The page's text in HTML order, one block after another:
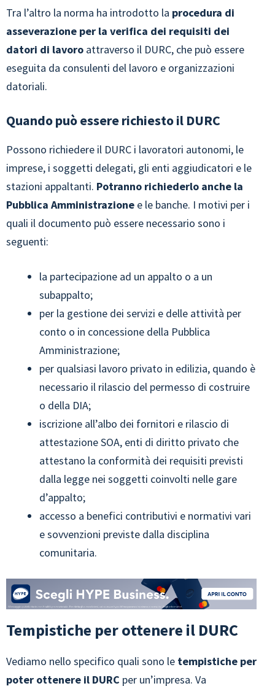
Tra l’altro la norma ha introdotto la procedura di
asseverazione per la verifica dei requisiti dei
datori di lavoro attraverso il DURC, che può essere
eseguita da consulenti del lavoro e organizzazioni
datoriali.
Quando può essere richiesto il DURC
Possono richiedere il DURC i lavoratori autonomi, le
imprese, i soggetti delegati, gli enti aggiudicatori e le
stazioni appaltanti. Potranno richiederlo anche la
Pubblica Amministrazione e le banche. I motivi per i
quali il documento può essere necessario sono i
seguenti:
la partecipazione ad un appalto o a un
subappalto;
per la gestione dei servizi e delle attività per
conto o in concessione della Pubblica
Amministrazione;
per qualsiasi lavoro privato in edilizia, quando è
necessario il rilascio del permesso di costruire
o della DIA;
iscrizione all’albo dei fornitori e rilascio di
attestazione SOA, enti di diritto privato che
attestano la conformità dei requisiti previsti
dalla legge nei soggetti coinvolti nelle gare
d’appalto;
accesso a benefici contributivi e normativi vari
e sovvenzioni previste dalla disciplina
comunitaria.
Tempistiche per ottenere il DURC
Vediamo nello specifico quali sono le tempistiche per
poter ottenere il DURC per un’impresa. Va